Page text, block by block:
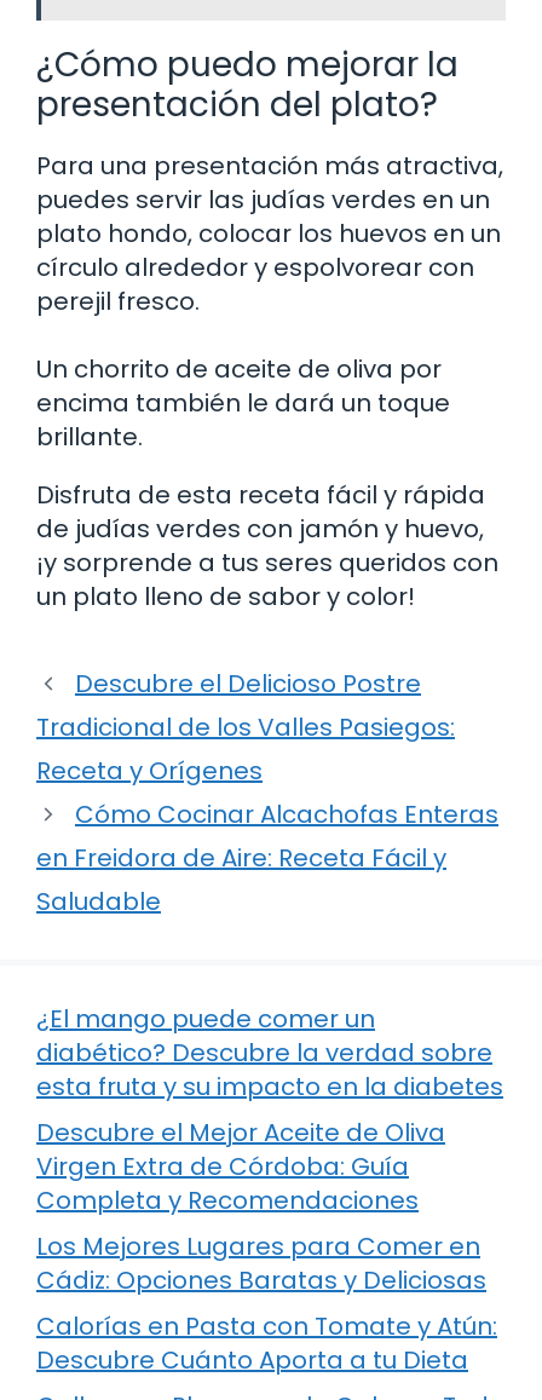
¿Cómo puedo mejorar la
presentación del plato?
Para una presentación más atractiva,
puedes servir las judías verdes en un
plato hondo, colocar los huevos en un
círculo alrededor y espolvorear con
perejil fresco.
Un chorrito de aceite de oliva por
encima también le dará un toque
brillante.
Disfruta de esta receta fácil y rápida
de judías verdes con jamón y huevo,
¡y sorprende a tus seres queridos con
un plato lleno de sabor y color!
Descubre el Delicioso Postre
Tradicional de los Valles Pasiegos:
Receta y Orígenes
Cómo Cocinar Alcachofas Enteras
en Freidora de Aire: Receta Fácil y
Saludable
¿El mango puede comer un
diabético? Descubre la verdad sobre
esta fruta y su impacto en la diabetes
Descubre el Mejor Aceite de Oliva
Virgen Extra de Córdoba: Guía
Completa y Recomendaciones
Los Mejores Lugares para Comer en
Cádiz: Opciones Baratas y Deliciosas
Calorías en Pasta con Tomate y Atún:
Descubre Cuánto Aporta a tu Dieta